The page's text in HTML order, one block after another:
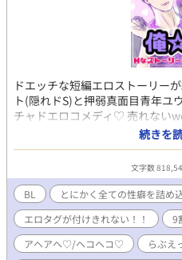
ドエッチな短編エロストーリー
ト(隠れドS)と押弱真面目青年ユ
チャドエロコメディ♡ 売れない
エロ玩具レビューの仕事を受け
ボディのユウヤ君が実験台にさ
ちゃいます☆ その他にも、、妄
など、全ての性癖を網羅したス
め、天然へたれイケメン 受け、
わいこちゃん な成人済みカップ
からかんにしてお読み下さい♡
ていきます♡ 手軽に何度も読み
てます☆ pixivランクイン小説が
続きを
文字数
BL
とにかく全ての性癖を詰め
エロタグが付けきれない！！
9
アヘアヘ♡/ヘコヘコ♡
らぶえ